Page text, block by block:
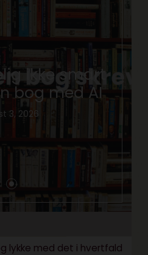
ikke smart
bog med AI
3, 2026
lykke med det i hvertfald